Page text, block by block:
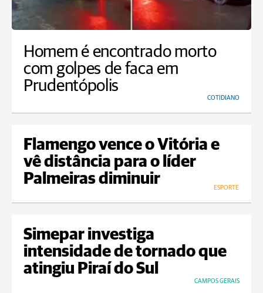
Homem é encontrado morto
com golpes de faca em
Prudentópolis
COTIDIANO
Flamengo vence o Vitória e
vê distância para o líder
Palmeiras diminuir
ESPORTE
Simepar investiga
intensidade de tornado que
atingiu Piraí do Sul
CAMPOS GERAIS